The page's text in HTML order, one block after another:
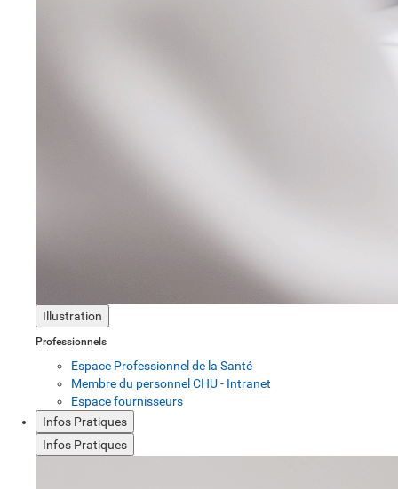
Illustration
Professionnels
Espace Professionnel de la Santé
Membre du personnel CHU - Intranet
Espace fournisseurs
Infos Pratiques
Infos Pratiques